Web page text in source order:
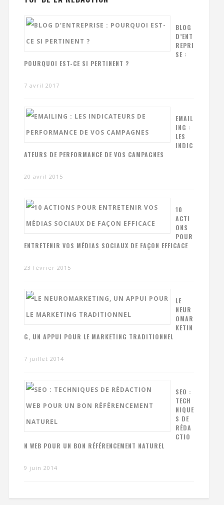
BLOG
D’ENT
REPRI
SE :
POURQUOI EST-CE SI PERTINENT ?
7 avril 2017
EMAIL
ING :
LES
INDIC
ATEURS DE PERFORMANCE DE VOS CAMPAGNES
20 avril 2015
10
ACTI
ONS
POUR
ENTRETENIR VOS MÉDIAS SOCIAUX DE FAÇON EFFICACE
23 février 2015
LE
NEUR
OMAR
KETIN
G, UN APPUI POUR LE MARKETING TRADITIONNEL
7 juillet 2014
SEO :
TECH
NIQUE
S DE
RÉDA
CTIO
N WEB POUR UN BON RÉFÉRENCEMENT NATUREL
9 juin 2014